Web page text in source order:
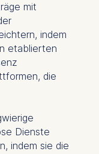
mit
indem
etablierten
die
Dienste
indem sie die